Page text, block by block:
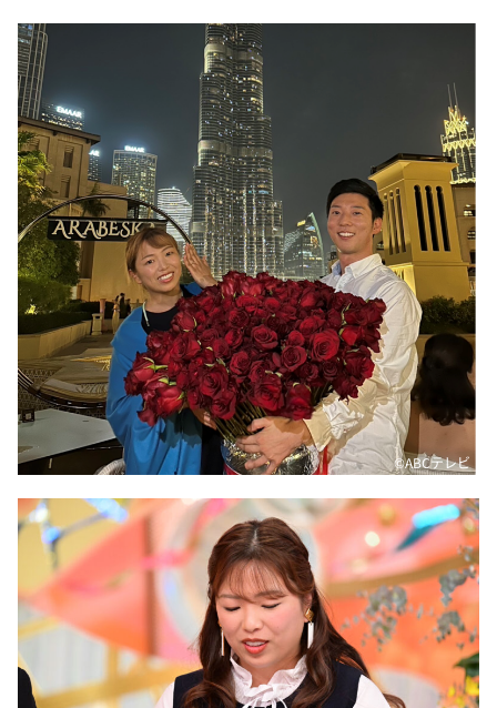
©ABCテレビ